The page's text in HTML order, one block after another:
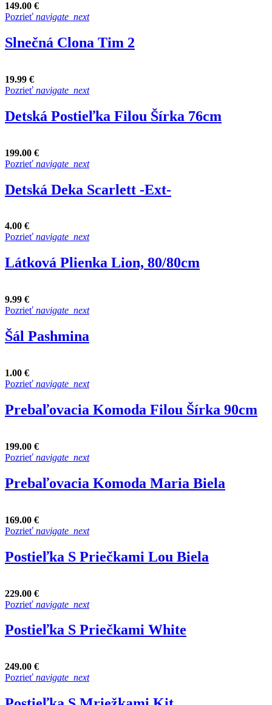
149.00 €
Pozrieť navigate_next
Slnečná Clona Tim 2
19.99 €
Pozrieť navigate_next
Detská Postieľka Filou Šírka 76cm
199.00 €
Pozrieť navigate_next
Detská Deka Scarlett -Ext-
4.00 €
Pozrieť navigate_next
Látková Plienka Lion, 80/80cm
9.99 €
Pozrieť navigate_next
Šál Pashmina
1.00 €
Pozrieť navigate_next
Prebaľovacia Komoda Filou Šírka 90cm
199.00 €
Pozrieť navigate_next
Prebaľovacia Komoda Maria Biela
169.00 €
Pozrieť navigate_next
Postieľka S Priečkami Lou Biela
229.00 €
Pozrieť navigate_next
Postieľka S Priečkami White
249.00 €
Pozrieť navigate_next